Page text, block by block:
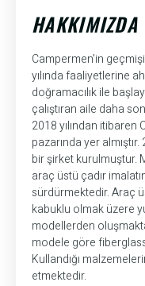
HAKKIMIZDA
Campermen'in
yılında faaliyetlerine
doğramacılık ile
çalıştıran aile daha
2018 yılından
pazarında yer
bir şirket kurulmuştur.
araç üstü çadır
sürdürmektedir. Araç
kabuklu olmak üzere
modellerden
modele göre
Kullandığı
etmektedir.